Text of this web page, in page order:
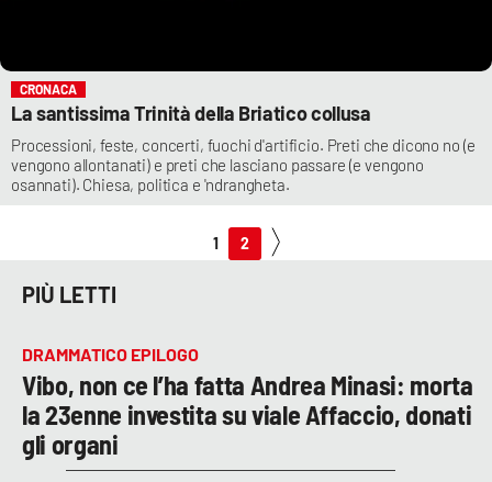
CRONACA
La santissima Trinità della Briatico collusa
Processioni, feste, concerti, fuochi d'artificio. Preti che dicono no (e
vengono allontanati) e preti che lasciano passare (e vengono
osannati). Chiesa, politica e 'ndrangheta.
1 2
PIÙ LETTI
DRAMMATICO EPILOGO
Vibo, non ce l’ha fatta Andrea Minasi: morta
la 23enne investita su viale Affaccio, donati
gli organi